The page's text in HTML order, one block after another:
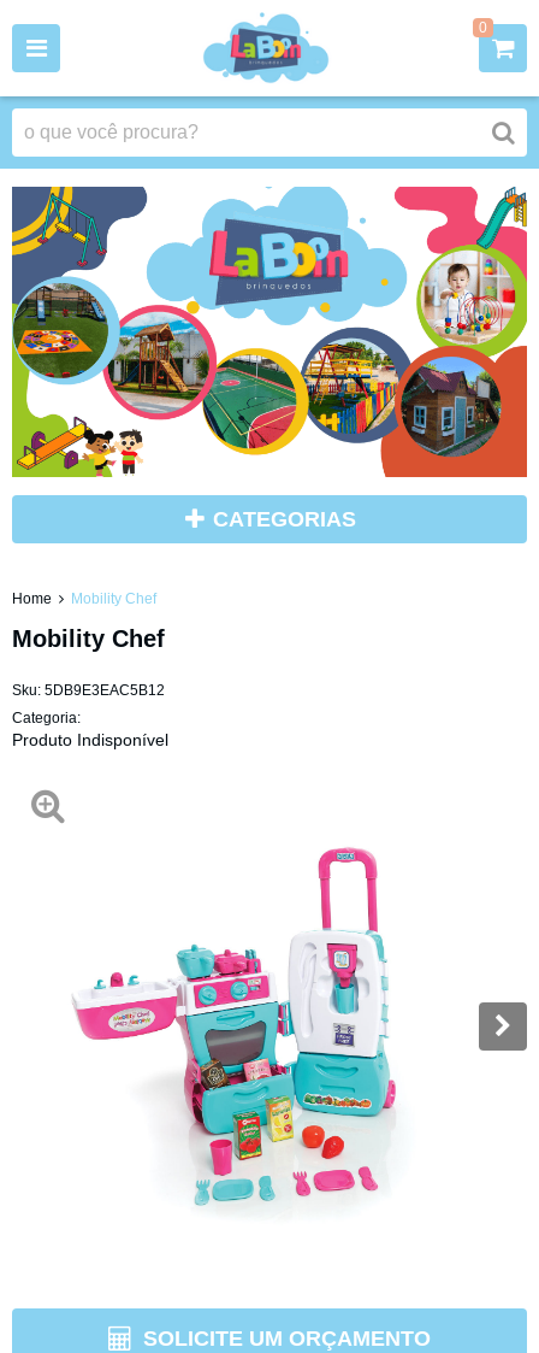
0
CATEGORIAS
Home Mobility Chef
Mobility Chef
Sku: 5DB9E3EAC5B12
Categoria:
Produto Indisponível
SOLICITE UM ORÇAMENTO